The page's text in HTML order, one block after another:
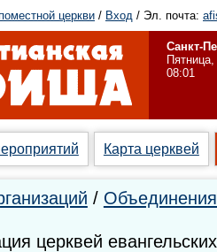
церкви / Вход / Эл. почта:
Санкт-
Пятница,
08:01
Карта церквей
/
церквей